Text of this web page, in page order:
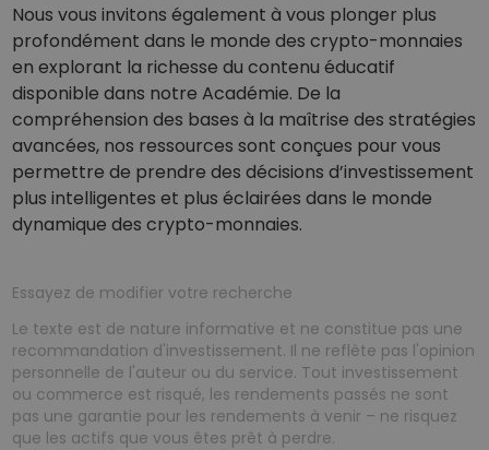
Nous vous invitons également à vous plonger plus
profondément dans le monde des crypto-monnaies
en explorant la richesse du contenu éducatif
disponible dans notre Académie. De la
compréhension des bases à la maîtrise des stratégies
avancées, nos ressources sont conçues pour vous
permettre de prendre des décisions d’investissement
plus intelligentes et plus éclairées dans le monde
dynamique des crypto-monnaies.
Essayez de modifier votre recherche
Le texte est de nature informative et ne constitue pas une
recommandation d'investissement. Il ne reflète pas l'opinion
personnelle de l'auteur ou du service. Tout investissement
ou commerce est risqué, les rendements passés ne sont
pas une garantie pour les rendements à venir – ne risquez
que les actifs que vous êtes prêt à perdre.